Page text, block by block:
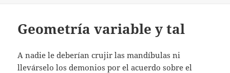
Geometría variable y tal
A nadie le deberían crujir las mandíbulas ni
llevárselo los demonios por el acuerdo sobre el